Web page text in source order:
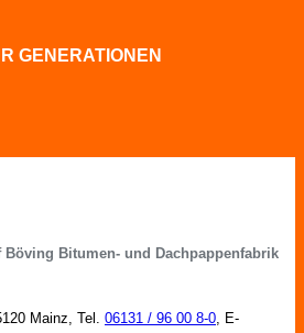
GENERATIONEN
Böving Bitumen- und Dachpappenfabrik
Mainz, Tel. 06131 / 96 00 8-0, E-